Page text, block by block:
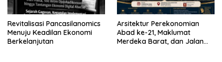
Revitalisasi Pancasilanomics
Menuju Keadilan Ekonomi
Berkelanjutan
Arsitektur Perekonomian
Abad ke-21, Maklumat
Merdeka Barat, dan Jalan